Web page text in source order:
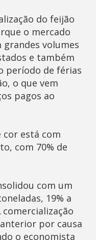
do feijão
o mercado
volumes
e também
período de férias
o que vem
pagos ao
cor está com
com 70% de
com um
19% a
comercialização
por causa
o economista